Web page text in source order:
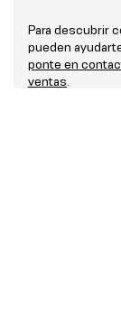
Para descubrir
pueden
ponte en
ventas.